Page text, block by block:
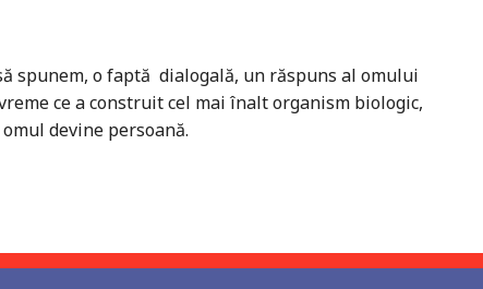
spunem, o faptă dialogală, un răspuns al omului
ce a construit cel mai înalt organism biologic,
devine persoană.